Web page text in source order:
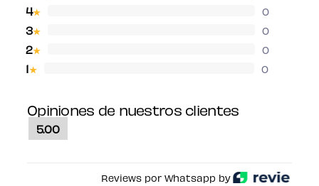
4★ 0
3★ 0
2★ 0
1★ 0
Opiniones de nuestros clientes
5.00
Reviews por Whatsapp by